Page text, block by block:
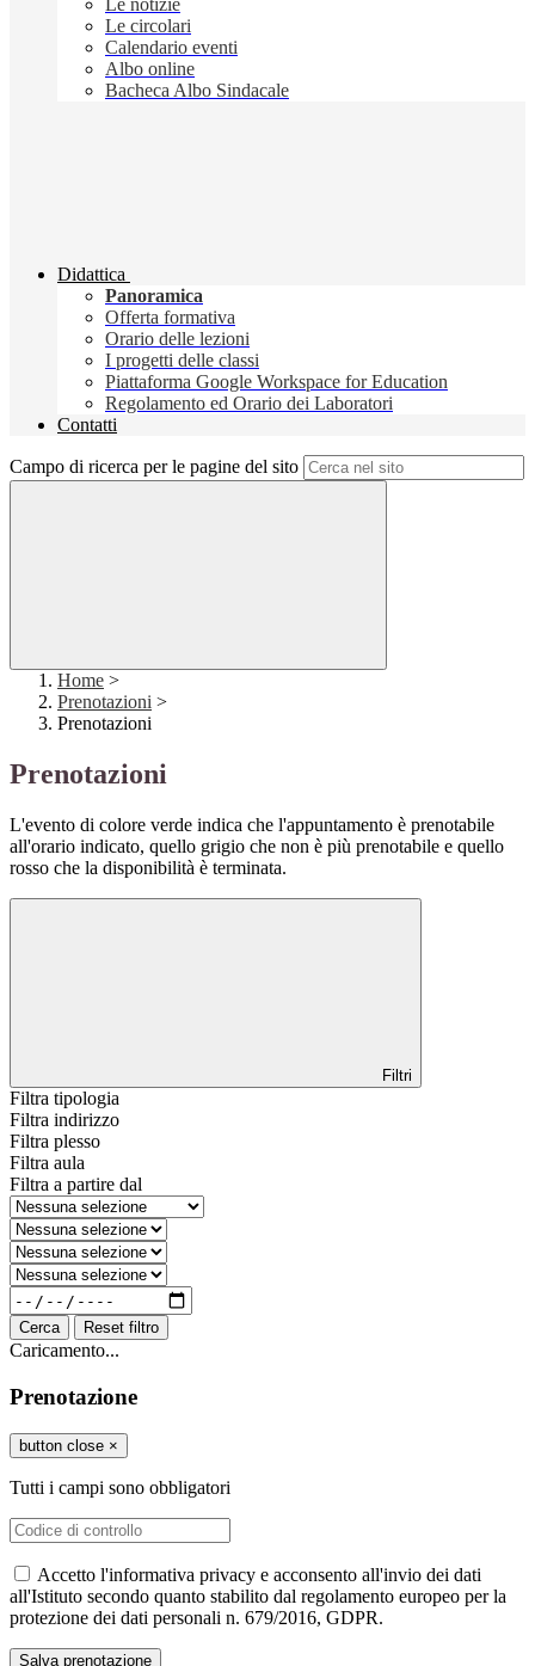
Le notizie
Le circolari
Calendario eventi
Albo online
Bacheca Albo Sindacale
Didattica
Panoramica
Offerta formativa
Orario delle lezioni
I progetti delle classi
Piattaforma Google Workspace for Education
Regolamento ed Orario dei Laboratori
Contatti
Campo di ricerca per le pagine del sito
Home >
Prenotazioni >
Prenotazioni
Prenotazioni
L'evento di colore verde indica che l'appuntamento è prenotabile
all'orario indicato, quello grigio che non è più prenotabile e quello
rosso che la disponibilità è terminata.
Filtri
Filtra tipologia
Filtra indirizzo
Filtra plesso
Filtra aula
Filtra a partire dal
Cerca Reset filtro
Caricamento...
Prenotazione
button close ×
Tutti i campi sono obbligatori
Accetto l'informativa privacy e acconsento all'invio dei dati
all'Istituto secondo quanto stabilito dal regolamento europeo per la
protezione dei dati personali n. 679/2016, GDPR.